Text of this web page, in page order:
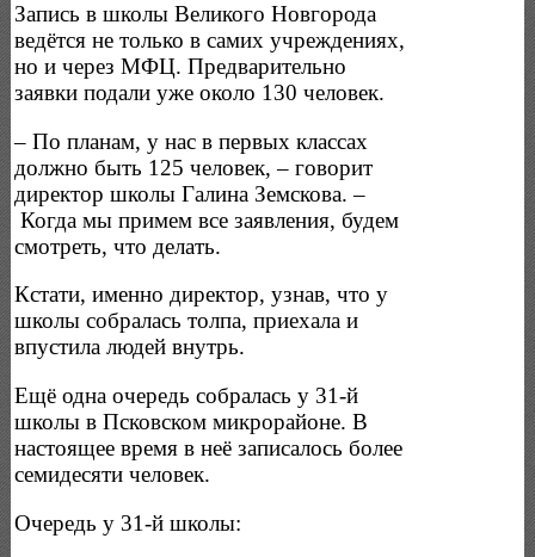
Запись в школы Великого Новгорода
ведётся не только в самих учреждениях,
но и через МФЦ. Предварительно
заявки подали уже около 130 человек.
– По планам, у нас в первых классах
должно быть 125 человек, – говорит
директор школы Галина Земскова. –
Когда мы примем все заявления, будем
смотреть, что делать.
Кстати, именно директор, узнав, что у
школы собралась толпа, приехала и
впустила людей внутрь.
Ещё одна очередь собралась у 31-й
школы в Псковском микрорайоне. В
настоящее время в неё записалось более
семидесяти человек.
Очередь у 31-й школы: